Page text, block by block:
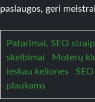
paslaugos, geri meistrai
Patarimai, SEO
skelbimai
Moterų
ieskau keliones
plaukams